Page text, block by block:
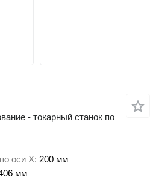
- токарный станок по
оси X 200 мм
мм